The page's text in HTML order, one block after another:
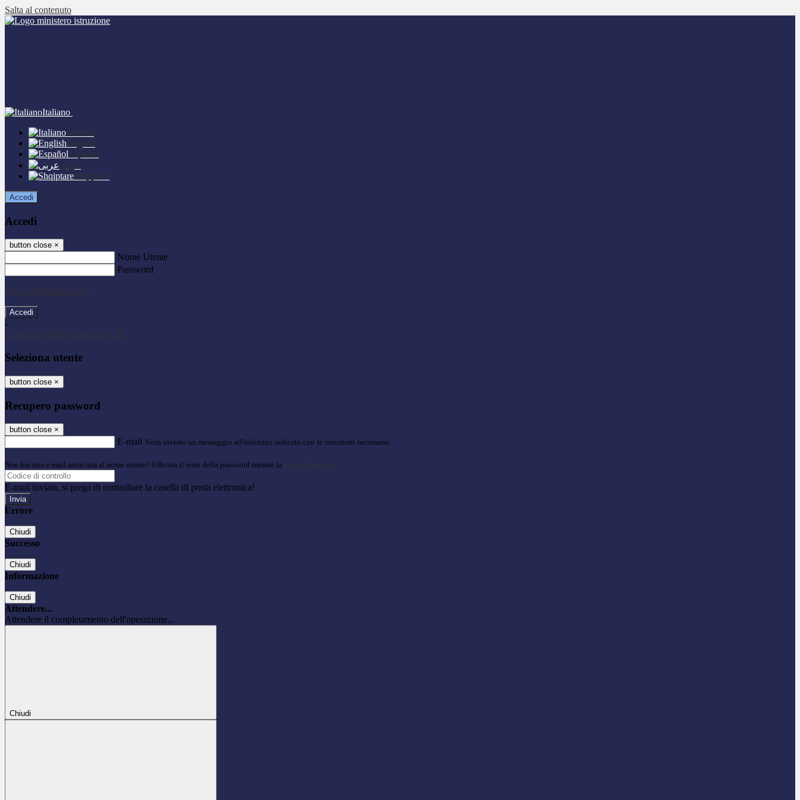
Salta al contenuto
Italiano
Italiano
English
Español
عربى
Shqiptare
Accedi
Accedi
button close ×
Nome Utente
Password
Password dimenticata?
-
Entra con SPID
Entra con CIE
Seleziona utente
button close ×
Recupero password
button close ×
E-mail Verrà inviato un messaggio all'indirizzo indicato con le istruzioni necessarie.
Non hai una e-mail associata al nome utente? Effettua il reset della password tramite la Login Spaggiari
E-mail inviata, si prega di controllare la casella di posta elettronica!
Errore
Chiudi
Successo
Chiudi
Informazione
Chiudi
Attendere...
Attendere il completamento dell'operazione...
Chiudi